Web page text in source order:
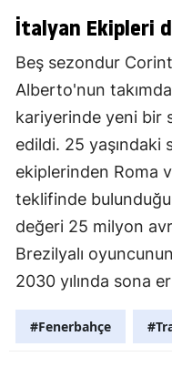
İtalyan Ekipleri
Beş sezondur
Alberto'nun
kariyerinde yeni bir
edildi. 25
ekiplerinden Roma
teklifinde
değeri 25 milyon
Brezilyalı
2030 yılında sona
#Fenerbahçe